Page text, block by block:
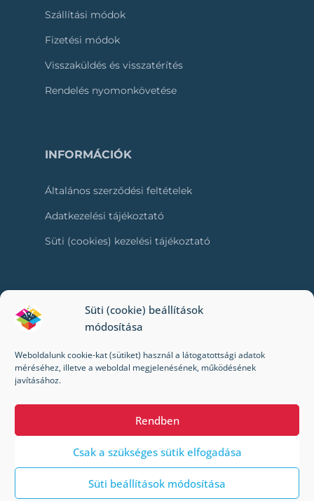
Süti (cookie) beállítások
módosítása
Weboldalunk cookie-kat (sütiket) használ a látogatottsági adatok
méréséhez, illetve a weboldal megjelenésének, működésének
javításához.
Rendben
Csak a szükséges sütik elfogadása
Süti beállítások módosítása
Szállítási módok
Fizetési módok
Visszaküldés és visszatérítés
Rendelés nyomonkövetése
INFORMÁCIÓK
Általános szerződési feltételek
Adatkezelési tájékoztató
Süti (cookies) kezelési tájékoztató
RÓLUNK
Kik vagyunk mi?